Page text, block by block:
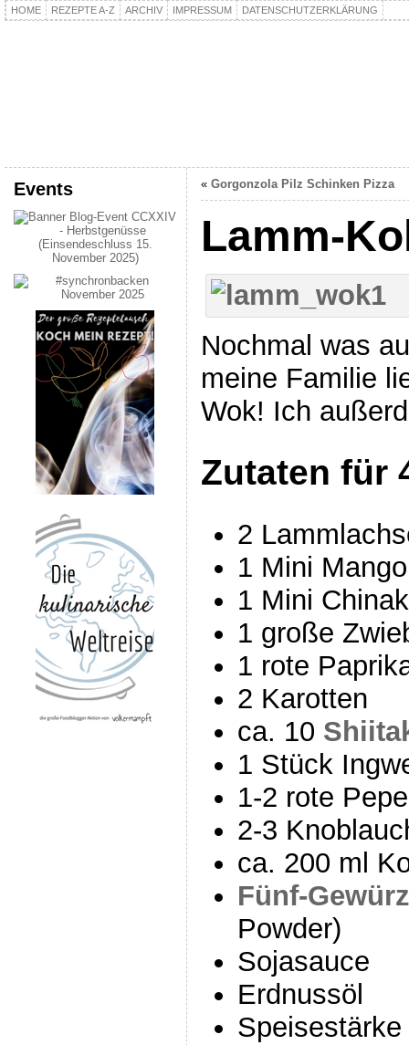
HOME REZEPTE A-Z ARCHIV IMPRESSUM DATENSCHUTZERKLÄRUNG
Events « Gorgonzola Pilz Schinken Pizza
Lamm-
Nochmal was
meine Familie
Wok! Ich
Zutaten für
2
1 Mini
1 Mini
1 große
1 rote
2 Karotten
ca. 10
1 Stück
1-2 rote
2-3
ca. 200 ml
Fünf-
Powder)
Sojasauce
Erdnussöl